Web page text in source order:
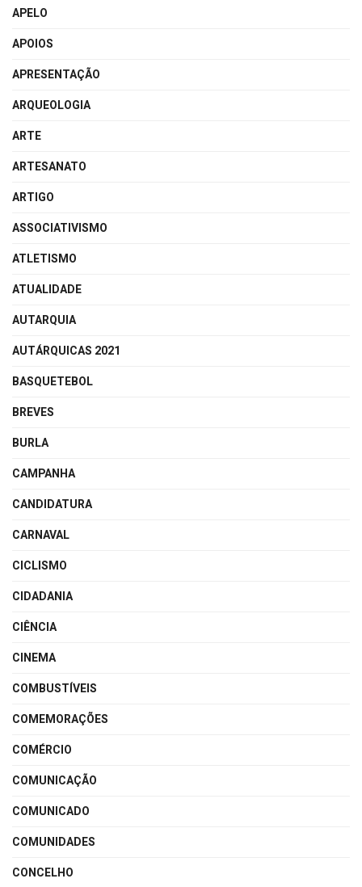
APELO
APOIOS
APRESENTAÇÃO
ARQUEOLOGIA
ARTE
ARTESANATO
ARTIGO
ASSOCIATIVISMO
ATLETISMO
ATUALIDADE
AUTARQUIA
AUTÁRQUICAS 2021
BASQUETEBOL
BREVES
BURLA
CAMPANHA
CANDIDATURA
CARNAVAL
CICLISMO
CIDADANIA
CIÊNCIA
CINEMA
COMBUSTÍVEIS
COMEMORAÇÕES
COMÉRCIO
COMUNICAÇÃO
COMUNICADO
COMUNIDADES
CONCELHO